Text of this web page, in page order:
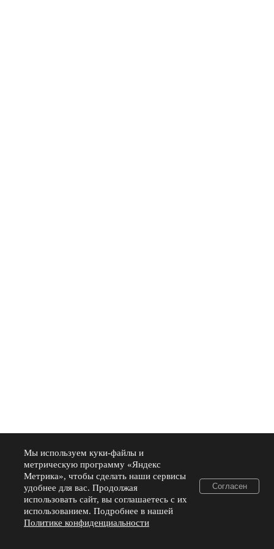
Мы используем куки-файлы и
метрическую программу «Яндекс
Метрика», чтобы сделать наши сервисы
удобнее для вас. Продолжая
использовать сайт, вы соглашаетесь с их
использованием. Подробнее в нашей
Политике конфиденциальности
Согласен